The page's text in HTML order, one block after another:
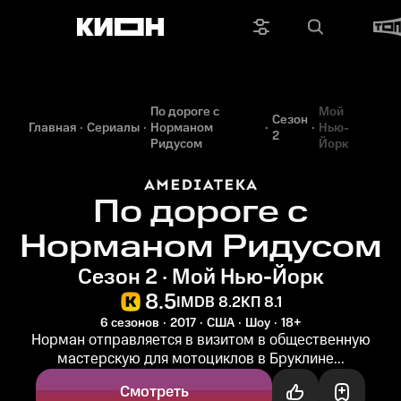
Главная Сериалы
По дороге с
Норманом
Ридусом
Сезон
2
Мой
Нью-
Йорк
По дороге с
Норманом Ридусом
Сезон 2 · Мой Нью-Йорк
8.5IMDB 8.2КП 8.1
6 сезонов 2017 США Шоу 18+
Норман отправляется в визитом в общественную
мастерскую для мотоциклов в Бруклине...
Смотреть